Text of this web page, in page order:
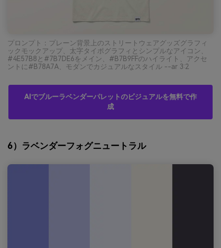
プロンプト：プレーン背景上のストリートウェアグッズグラフィ
ックモックアップ、太字タイポグラフィとシンプルなアイコン、
#4E57B8と#7B7DE6をメイン、#B7B9FFのハイライト、アクセ
ントに#B78A7A、モダンでカジュアルなスタイル --ar 3:2
AIでブルーラベンダーパレットのビジュアルを無料で作
成
6）ラベンダーフォグニュートラル